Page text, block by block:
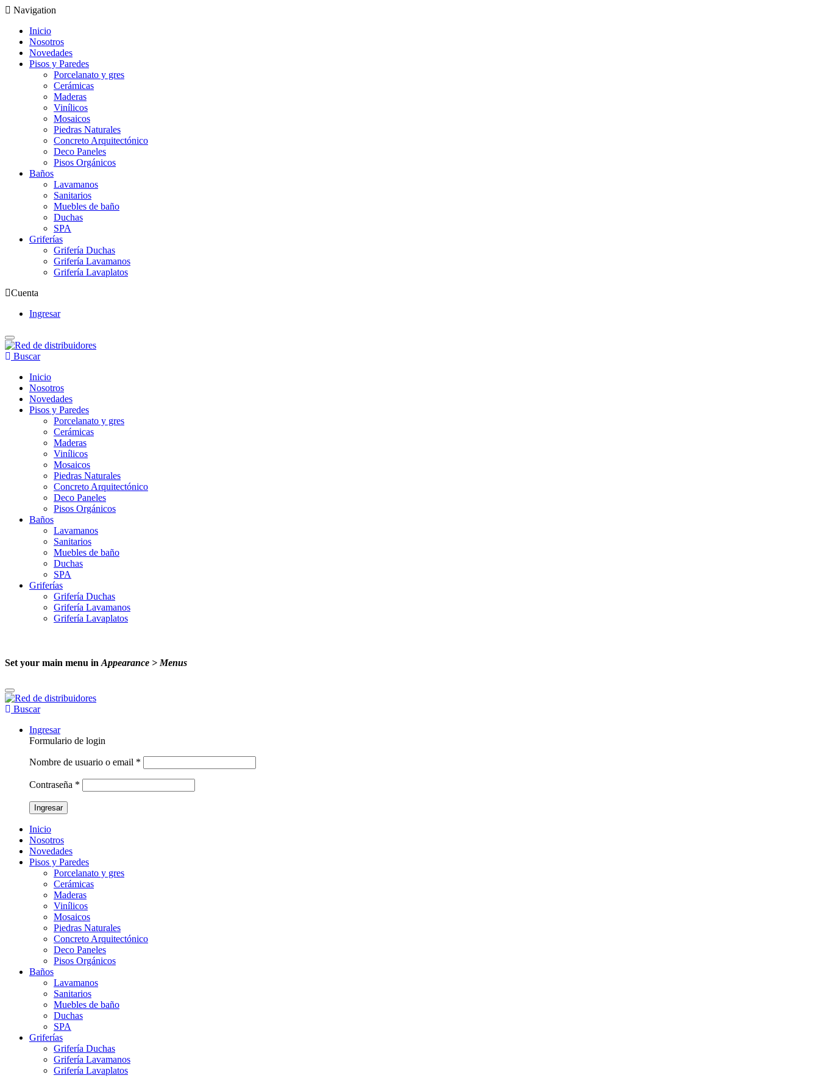
Navigation
Inicio
Nosotros
Novedades
Pisos y Paredes
Porcelanato y gres
Cerámicas
Maderas
Vinílicos
Mosaicos
Piedras Naturales
Concreto Arquitectónico
Deco Paneles
Pisos Orgánicos
Baños
Lavamanos
Sanitarios
Muebles de baño
Duchas
SPA
Griferías
Grifería Duchas
Grifería Lavamanos
Grifería Lavaplatos
Cuenta
Ingresar
Buscar
Inicio
Nosotros
Novedades
Pisos y Paredes
Porcelanato y gres
Cerámicas
Maderas
Vinílicos
Mosaicos
Piedras Naturales
Concreto Arquitectónico
Deco Paneles
Pisos Orgánicos
Baños
Lavamanos
Sanitarios
Muebles de baño
Duchas
SPA
Griferías
Grifería Duchas
Grifería Lavamanos
Grifería Lavaplatos
Set your main menu in Appearance > Menus
Buscar
Ingresar
Formulario de login
Nombre de usuario o email *
Contraseña *
Inicio
Nosotros
Novedades
Pisos y Paredes
Porcelanato y gres
Cerámicas
Maderas
Vinílicos
Mosaicos
Piedras Naturales
Concreto Arquitectónico
Deco Paneles
Pisos Orgánicos
Baños
Lavamanos
Sanitarios
Muebles de baño
Duchas
SPA
Griferías
Grifería Duchas
Grifería Lavamanos
Grifería Lavaplatos